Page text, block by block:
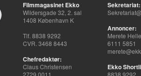
Filmmagasinet Ekko
Wildersgade 32, 2. sal
1408 København K
Tlf. 8838 9292
CVR. 3468 8443
Chefredaktør:
Claus Christensen
2729 0011
Sekretariat:
Annoncer:
Merete
6111 5851
Ekko
8838 9292